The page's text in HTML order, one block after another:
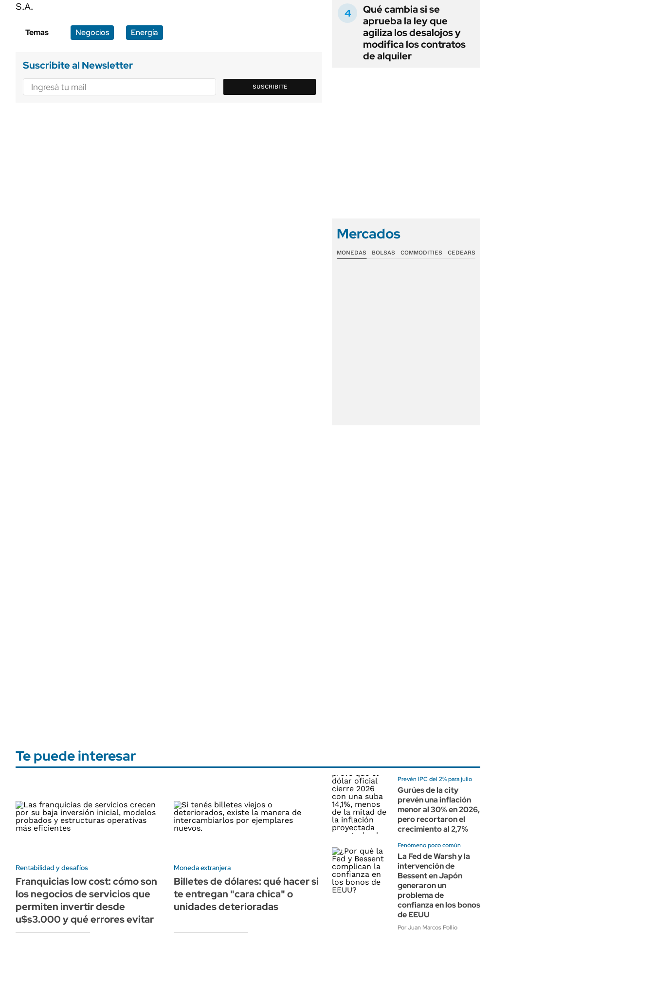
S.A.
Temas Negocios Energía
Suscribite al Newsletter
SUSCRIBITE
Qué cambia si se
aprueba la ley que
agiliza los desalojos y
modifica los contratos
de alquiler
Mercados
MONEDAS BOLSAS COMMODITIES CEDEARS
Te puede interesar
Rentabilidad y desafíos
Franquicias low cost: cómo son
los negocios de servicios que
permiten invertir desde
u$s3.000 y qué errores evitar
Moneda extranjera
Billetes de dólares: qué hacer si
te entregan "cara chica" o
unidades deterioradas
Prevén IPC del 2% para julio
Gurúes de la city
prevén una inflación
menor al 30% en 2026,
pero recortaron el
crecimiento al 2,7%
Fenómeno poco común
La Fed de Warsh y la
intervención de
Bessent en Japón
generaron un
problema de
confianza en los bonos
de EEUU
Por Juan Marcos Pollio